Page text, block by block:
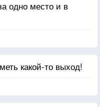
одно место и в
какой-то выход!